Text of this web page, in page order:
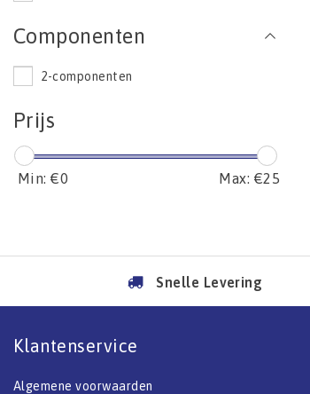
Componenten
2-componenten
Prijs
Min: €0 Max: €25
Snelle Levering
Klantenservice
Algemene voorwaarden